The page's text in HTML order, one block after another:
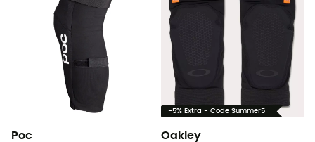
Poc
-5% Extra - Code Summer5
Oakley